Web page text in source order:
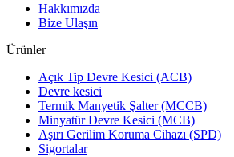
Hakkımızda
Bize Ulaşın
Ürünler
Açık Tip Devre Kesici (ACB)
Devre kesici
Termik Manyetik Şalter (MCCB)
Minyatür Devre Kesici (MCB)
Aşırı Gerilim Koruma Cihazı (SPD)
Sigortalar